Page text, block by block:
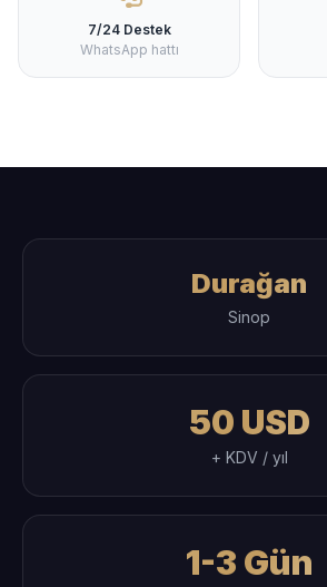
7/24 Destek
WhatsApp hattı
Durağan
Sinop
50 USD
+ KDV / yıl
1-3 Gün